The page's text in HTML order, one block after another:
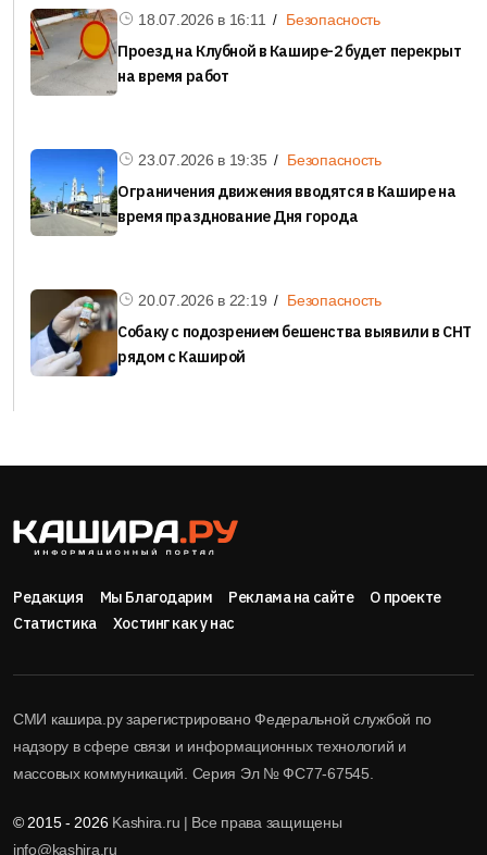
18.07.2026 в 16:11 Безопасность
Проезд на Клубной в Кашире-2 будет перекрыт
на время работ
23.07.2026 в 19:35 Безопасность
Ограничения движения вводятся в Кашире на
время празднование Дня города
20.07.2026 в 22:19 Безопасность
Собаку с подозрением бешенства выявили в СНТ
рядом с Каширой
Редакция Мы Благодарим Реклама на сайте
О проекте
Статистика
Хостинг как у нас
СМИ кашира.ру зарегистрировано Федеральной службой по
надзору в сфере связи и информационных технологий и
массовых коммуникаций. Серия Эл № ФС77-67545.
© 2015 - 2026Kashira.ru | Все права защищены
info@kashira.ru